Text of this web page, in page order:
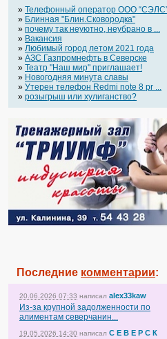
» Телефонный оператор OOO
» Блинная "Блин.Сковородка"
» почему так неуютно, неубрано в ...
» Вакансия
» Любимый город летом 2021 года
» АЗС Газпромнефть в Северске
» Театр "Наш мир" приглашает!
» Новогодняя минута славы
» Утерен телефон Redmi note 8 pr ...
» розыгрыш или хулиганство?
Последние комментарии:
20.06.2026 07:33 написал alex33kaw
Из-за крупной задолженности по
алиментам северчанин...
19.05.2026 14:30 написал С Е В Е Р С К